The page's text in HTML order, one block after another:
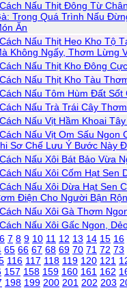
Cách Nấu Thịt Đông Từ
Trong Quá Trình Nấu
Ăn
Cách Nấu Thịt Heo Kho Tộ
Không Ngấy, Thơm Lừng
Cách Nấu Thịt Kho Đông
Cách Nấu Thịt Kho Tàu
Cách Nấu Tôm Hùm Đất Sốt
Cách Nấu Trà Trái Cây
Cách Nấu Vịt Hầm Khoai
Cách Nấu Vịt Om Sấu Ngon
Sơ Chế Lưu Ý Bước Này
Cách Nấu Xôi Bát Bảo Vừa
Cách Nấu Xôi Cốm Hạt Sen
Cách Nấu Xôi Dừa Hạt Sen
Điện Cho Người Bận Rộn
Cách Nấu Xôi Gà Thơm
Cách Nấu Xôi Gấc Ngon,
6 7 8 9 10 11 12 13 14 15 16
65 66 67 68 69 70 71 72 73
116 117 118 119 120 121
157 158 159 160 161 162
198 199 200 201 202 203